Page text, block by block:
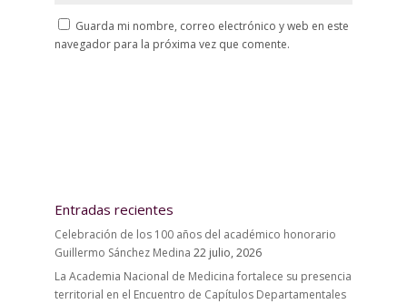
Guarda mi nombre, correo electrónico y web en este
navegador para la próxima vez que comente.
Entradas recientes
Celebración de los 100 años del académico honorario
Guillermo Sánchez Medina 22 julio, 2026
La Academia Nacional de Medicina fortalece su presencia
territorial en el Encuentro de Capítulos Departamentales